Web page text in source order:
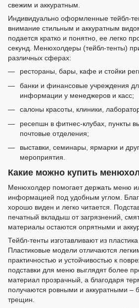
свежим и аккуратным.
Индивидуально оформленные тейбл-
внимание стильным и аккуратным
подается кратко и понятно, ее легко
секунд. Менюхолдеры (тейбл-тенты)
различных сферах:
рестораны, бары, кафе и стойки
банки и финансовые учреждения
информации у менеджеров и касс;
салоны красоты, клиники,
ресепшн в фитнес-клубах, пункты
почтовые отделения;
выставки, семинары, ярмарки и
мероприятия.
Какие можно купить
Менюхолдер помогает держать меню
информацией под удобным углом.
хорошо виден и легко читается.
печатный вкладыш от загрязнений,
материалы остаются опрятными и
Тейбл-тенты изготавливают из
Пластиковые модели отличаются
практичностью и устойчивостью к
подставки для меню выглядят более
материал прозрачный, а благодаря
получаются ровными и аккуратными –
трещин.